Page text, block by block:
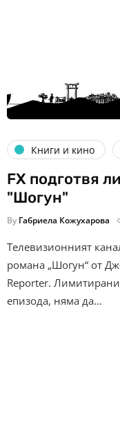
Книги и кино
FX подготвя
"Шогун"
By Габриела Кожухарова
Телевизионният
романа „Шогун“ от
Reporter.
епизода, няма да…